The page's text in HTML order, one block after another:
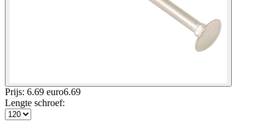
Prijs: 6.69 euro6.69
Lengte schroef: